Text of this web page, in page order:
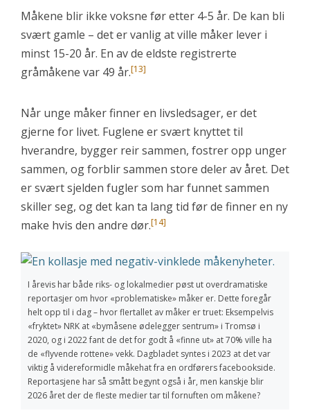
Måkene blir ikke voksne før etter 4-5 år. De kan bli
svært gamle – det er vanlig at ville måker lever i
minst 15-20 år. En av de eldste registrerte
gråmåkene var 49 år.[13]
Når unge måker finner en livsledsager, er det
gjerne for livet. Fuglene er svært knyttet til
hverandre, bygger reir sammen, fostrer opp unger
sammen, og forblir sammen store deler av året. Det
er svært sjelden fugler som har funnet sammen
skiller seg, og det kan ta lang tid før de finner en ny
make hvis den andre dør.[14]
I årevis har både riks- og lokalmedier pøst ut overdramatiske
reportasjer om hvor «problematiske» måker er. Dette foregår
helt opp til i dag – hvor flertallet av måker er truet: Eksempelvis
«fryktet» NRK at «bymåsene ødelegger sentrum» i Tromsø i
2020, og i 2022 fant de det for godt å «finne ut» at 70% ville ha
de «flyvende rottene» vekk. Dagbladet syntes i 2023 at det var
viktig å videreformidle måkehat fra en ordførers facebookside.
Reportasjene har så smått begynt også i år, men kanskje blir
2026 året der de fleste medier tar til fornuften om måkene?